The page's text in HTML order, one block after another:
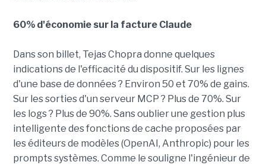
60% d'économie sur la facture Claude
Dans son billet, Tejas Chopra donne quelques
indications de l'efficacité du dispositif. Sur les lignes
d'une base de données ? Environ 50 et 70% de gains.
Sur les sorties d'un serveur MCP ? Plus de 70%. Sur
les logs ? Plus de 90%. Sans oublier une gestion plus
intelligente des fonctions de cache proposées par
les éditeurs de modèles (OpenAI, Anthropic) pour les
prompts systèmes. Comme le souligne l'ingénieur de